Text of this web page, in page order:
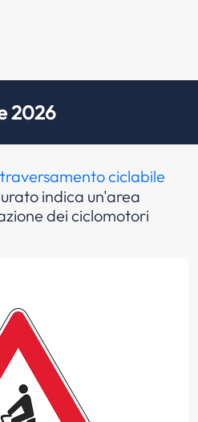
2026
ciclabile
indica un'area
dei ciclomotori